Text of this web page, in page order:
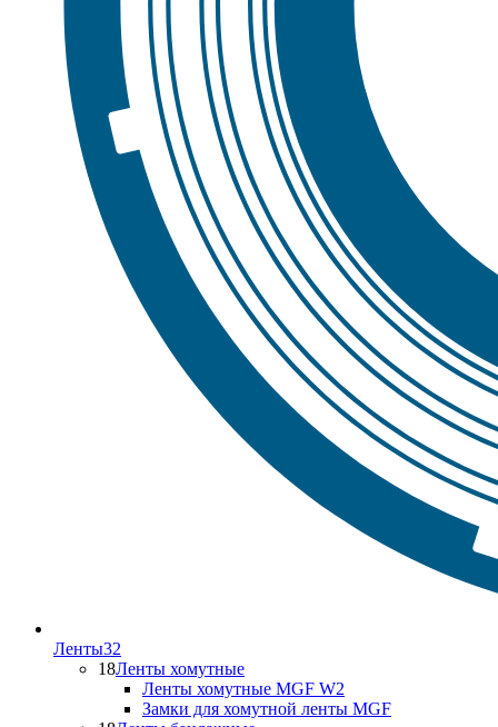
Ленты32
18Ленты хомутные
Ленты хомутные MGF W2
Замки для хомутной ленты MGF